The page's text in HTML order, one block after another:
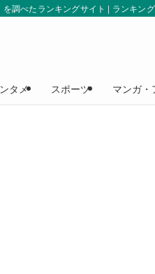
調べたランキングサイト | ランキング
タメ スポーツ マンガ・